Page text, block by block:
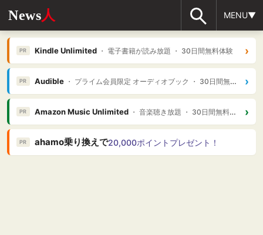
News人 MENU▼
PR Kindle Unlimited・ 電子書籍が読み放題 ・ 30日間無料体験 ›
PR Audible・ プライム会員限定 オーディオブック ・ 30日間無料体験 ›
PR Amazon Music Unlimited・ 音楽聴き放題 ・ 30日間無料体験 ›
PR ahamo乗り換えで20,000ポイントプレゼント！